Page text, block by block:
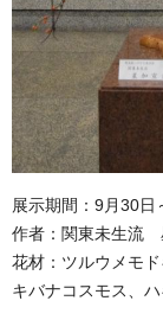
展示期間：9月30日
作者：関東未生流
花材：ツルウメモ
キバナコスモス、